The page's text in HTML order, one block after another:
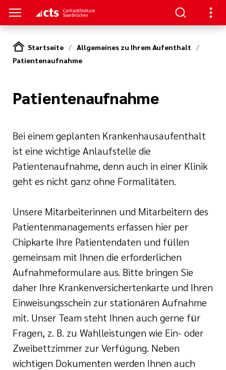
Ihrem
Aufenthalts
in
(CKS)
digital -
Startseite
Allgemeines zu Ihrem Aufenthalt
Patientenaufnahme
Patientenaufnahme
Bei einem geplanten Krankenhausaufenthalt
ist eine wichtige Anlaufstelle die
Patientenaufnahme, denn auch in einer Klinik
geht es nicht ganz ohne Formalitäten.
Unsere Mitarbeiterinnen und Mitarbeitern des
Patientenmanagements erfassen hier per
Chipkarte Ihre Patientendaten und füllen
gemeinsam mit Ihnen die erforderlichen
Aufnahmeformulare aus. Bitte bringen Sie
daher Ihre Krankenversichertenkarte und Ihren
Einweisungsschein zur stationären Aufnahme
mit. Unser Team steht Ihnen auch gerne für
Fragen, z. B. zu Wahlleistungen wie Ein- oder
Zweibettzimmer zur Verfügung. Neben
wichtigen Dokumenten werden Ihnen auch